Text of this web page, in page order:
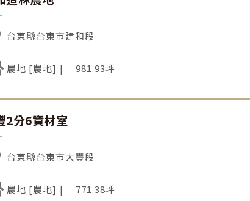
台東縣台東市建和段
農地 [農地] 981.93坪
2分6資材室
台東縣台東市大豐段
農地 [農地] 771.38坪